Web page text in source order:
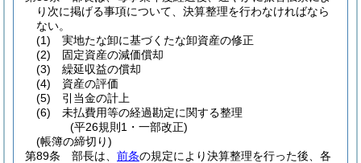
り次に掲げる事項について、決算整理を行わなければなら
ない。
(1)
実地たな卸に基づくたな卸資産の修正
(2)
固定資産の減価償却
(3)
繰延収益の償却
(4)
資産の評価
(5)
引当金の計上
(6)
未払費用等の経過勘定に関する整理
(平26規則1・一部改正)
(帳簿の締切り)
第89条
部長は、 前条の規定により決算整理を行った後、各